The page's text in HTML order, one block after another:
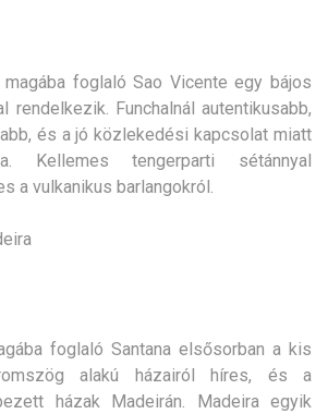
foglaló Sao Vicente egy bájos
rendelkezik. Funchalnál autentikusabb,
és a jó közlekedési kapcsolat miatt
Kellemes tengerparti sétánnyal
a vulkanikus barlangokról.
foglaló Santana elsősorban a kis
alakú házairól híres, és a
házak Madeirán. Madeira egyik